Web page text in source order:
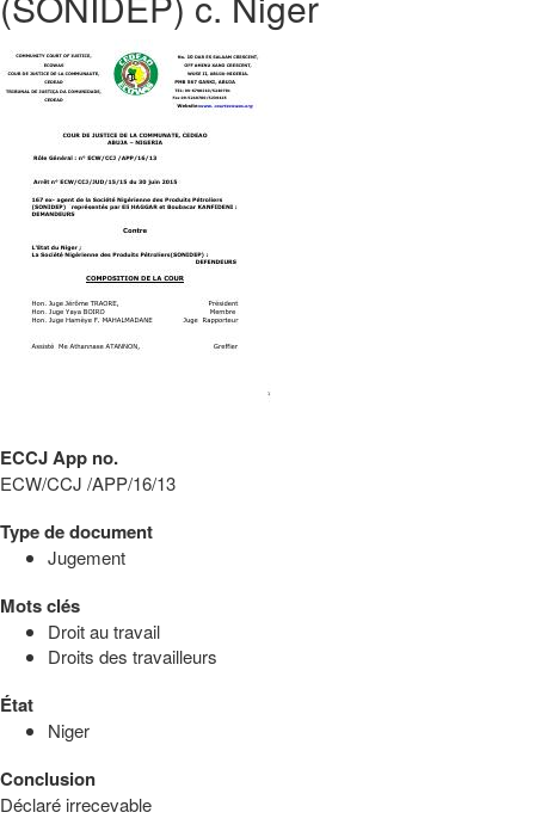
ECCJ App no.
ECW/CCJ /APP/16/13
Type de document
Jugement
Mots clés
Droit au travail
Droits des travailleurs
État
Niger
Conclusion
Déclaré irrecevable